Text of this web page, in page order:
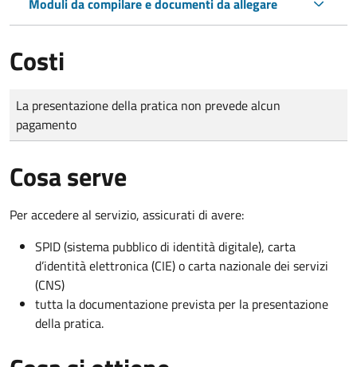
Costi
Tipo di pagamento
Importo
La presentazione della pratica non prevede alcun
pagamento
Cosa serve
Per accedere al servizio, assicurati di avere:
SPID (sistema pubblico di identità digitale), carta
d’identità elettronica (CIE) o carta nazionale dei servizi
(CNS)
tutta la documentazione prevista per la presentazione
della pratica.